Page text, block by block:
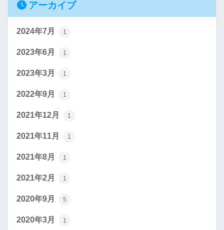
アーカイブ
2024年7月 1
2023年6月 1
2023年3月 1
2022年9月 1
2021年12月 1
2021年11月 1
2021年8月 1
2021年2月 1
2020年9月 5
2020年3月 1